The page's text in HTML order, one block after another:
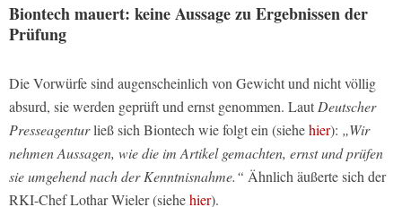
Biontech mauert: keine Aussage zu Ergebnissen der
Prüfung
Die Vorwürfe sind augenscheinlich von Gewicht und nicht völlig
absurd, sie werden geprüft und ernst genommen. Laut Deutscher
Presseagenturließ sich Biontech wie folgt ein (siehehier): „Wir
nehmen Aussagen, wie die im Artikel gemachten, ernst und prüfen
sie umgehend nach der Kenntnisnahme.“ Ähnlich äußerte sich der
RKI-Chef Lothar Wieler (siehehier).